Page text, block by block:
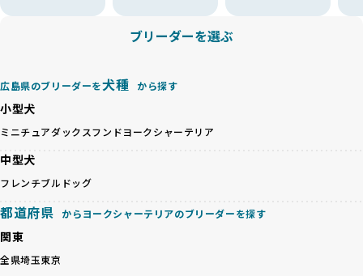
ことを徹底しています。
BreederFamiliesでは、以下の6項目を必須条件とし、これら
基づいた責任あるブリーディングを確保しています。
さらに、健康管理、社会性の育成、遺伝子検査、食事や運動
の質など、ワンちゃんの心身に配慮した飼育環境が整ってい
るかを評価する12項目の総合基準を設けています。これによ
り、より高い基準をクリアしたブリーダーだけを厳選してい
ます。
その結果、合格率10%未満という厳しい基準をクリアした優
良ブリーダーのみが登録されています。
BreederFamiliesでは、法令に準拠するだけでなく、ワンち
ゃんを家族のように愛するという理念を共有するブリーダー
のみを厳選しています。これにより、ユーザーの皆さんに安
すが、無計画な交配には健康リスクが伴います。異なる犬種
の特徴を持つことで予測しにくい健康問題が発生する可能性
が高く、診断や治療も複雑化する場合があります。また、ミ
待する理想と現実が大きく異なることも少なくありません。
健康と性格を次世代に引き継ぐために、ミックス犬の繁殖を
避けます。無計画な交配がもたらすリスクを理解し、飼い主
殖を徹底しているのです。
一方、営利優先ブリーダーは流行や需要に応じて安易にミッ
が多く見受けられます。場合によっては、チワワ×ハスキー
等体格の異なるリスクの高い交配を行うこともあります。
「ミックス犬を繁殖しない」の詳細はこちら
ブリーダーを選ぶ
広島県のブリーダーを犬種 から探す
小型犬
ミニチュアダックスフンドヨークシャーテリア
中型犬
フレンチブルドッグ
都道府県 からヨークシャーテリアのブリーダーを探す
関東
全県埼玉東京